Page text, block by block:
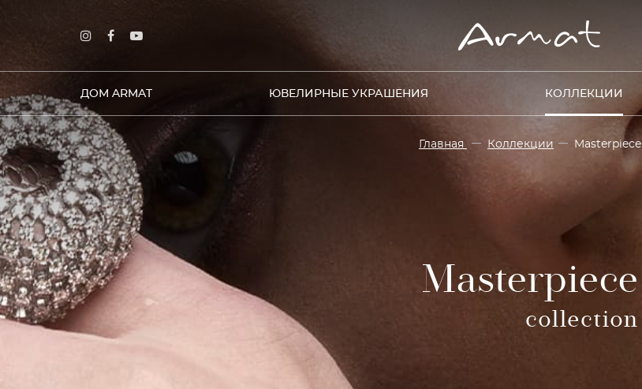
ДОМ ARMAT ЮВЕЛИРНЫЕ УКРАШЕНИЯ КОЛЛЕКЦИИ
Главная Коллекции Masterpiece
Masterpiece
collection